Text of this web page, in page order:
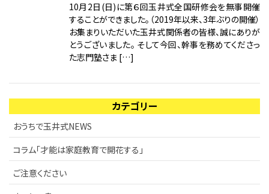
10月2日(日)に第６回玉井式全国研修会を無事開催
することができました。（2019年以来、3年ぶりの開催）
お集まりいただいた玉井式関係者の皆様、誠にありが
とうございました。 そして今回、幹事を務めてくださっ
た志門塾さま […]
カテゴリー
おうちで玉井式NEWS
コラム「才能は家庭教育で開花する」
ご注意ください